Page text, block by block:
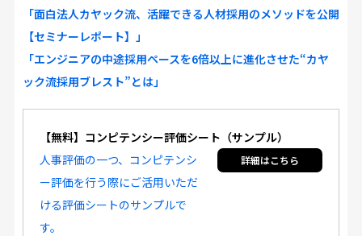
「面白法人カヤック流、活躍できる人材採用のメソッドを公開
【セミナーレポート】」
「エンジニアの中途採用ペースを6倍以上に進化させた“カヤ
ック流採用ブレスト”とは」
【無料】コンピテンシー評価シート（サンプル）
人事評価の一つ、コンピテンシ
ー評価を行う際にご活用いただ
ける評価シートのサンプルで
す。